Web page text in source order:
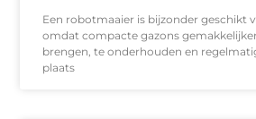
Een robotmaaier is bijzonder geschikt
omdat compacte gazons
brengen, te onderhouden en
plaats